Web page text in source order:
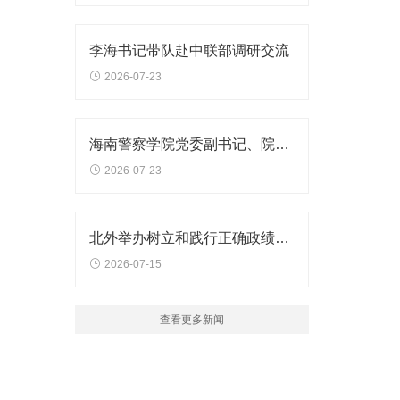
李海书记带队赴中联部调研交流
2026-07-23
海南警察学院党委副书记、院长张文东一行到访北外
2026-07-23
北外举办树立和践行正确政绩观学习教育专题党课
2026-07-15
查看更多新闻